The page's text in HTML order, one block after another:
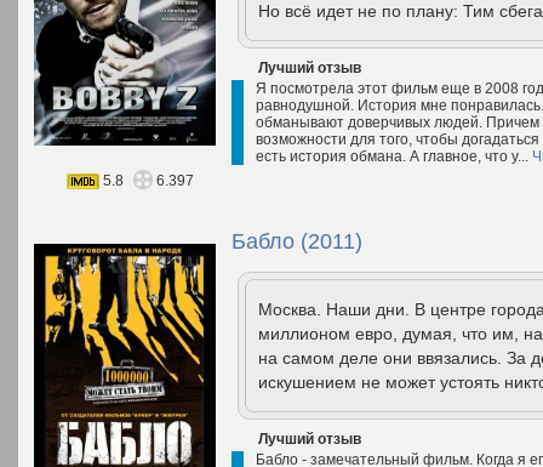
Но всё идет не по плану: Тим
Лучший отзыв
Я посмотрела этот фильм еще в 2008
равнодушной. История мне
обманывают доверчивых людей. Причем
возможности для того, чтобы
есть история обмана. А главное, что у...
5.8
6.397
Бабло (2011)
Москва. Наши дни. В центре
миллионом евро, думая, что им,
на самом деле они ввязались. За
искушением не может устоять
Лучший отзыв
Бабло - замечательный фильм. Когда я